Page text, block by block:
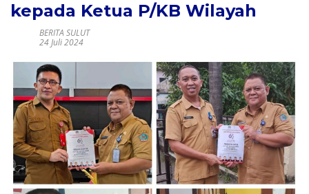
kepada Ketua P/KB Wilayah
BERITA SULUT
24 Juli 2024